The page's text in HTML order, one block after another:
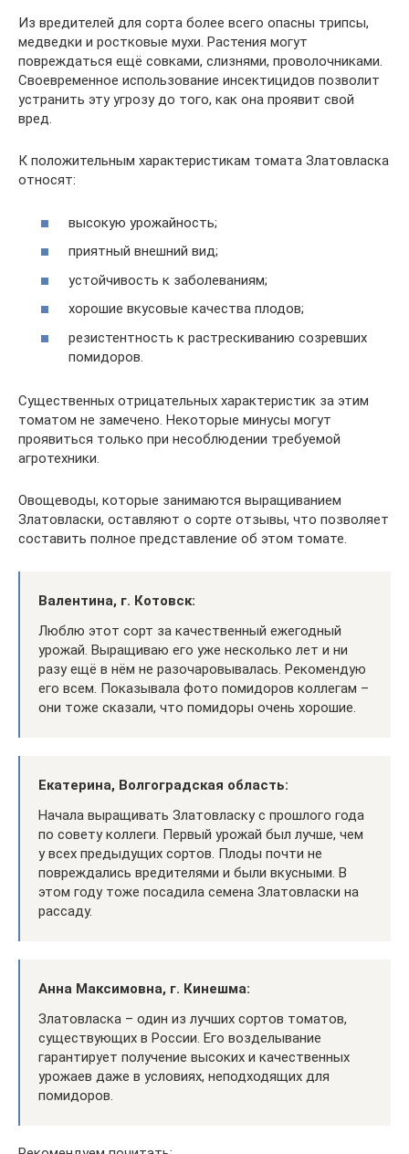
Из вредителей для сорта более всего опасны трипсы,
медведки и ростковые мухи. Растения могут
повреждаться ещё совками, слизнями, проволочниками.
Своевременное использование инсектицидов позволит
устранить эту угрозу до того, как она проявит свой
вред.
К положительным характеристикам томата Златовласка
относят:
высокую урожайность;
приятный внешний вид;
устойчивость к заболеваниям;
хорошие вкусовые качества плодов;
резистентность к растрескиванию созревших
помидоров.
Существенных отрицательных характеристик за этим
томатом не замечено. Некоторые минусы могут
проявиться только при несоблюдении требуемой
агротехники.
Овощеводы, которые занимаются выращиванием
Златовласки, оставляют о сорте отзывы, что позволяет
составить полное представление об этом томате.
Валентина, г. Котовск:
Люблю этот сорт за качественный ежегодный
урожай. Выращиваю его уже несколько лет и ни
разу ещё в нём не разочаровывалась. Рекомендую
его всем. Показывала фото помидоров коллегам –
они тоже сказали, что помидоры очень хорошие.
Екатерина, Волгоградская область:
Начала выращивать Златовласку с прошлого года
по совету коллеги. Первый урожай был лучше, чем
у всех предыдущих сортов. Плоды почти не
повреждались вредителями и были вкусными. В
этом году тоже посадила семена Златовласки на
рассаду.
Анна Максимовна, г. Кинешма:
Златовласка – один из лучших сортов томатов,
существующих в России. Его возделывание
гарантирует получение высоких и качественных
урожаев даже в условиях, неподходящих для
помидоров.